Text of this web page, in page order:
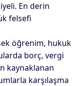
En derin
felsefi
öğrenim, hukuk
borç, vergi
kaynaklanan
karşılaşma